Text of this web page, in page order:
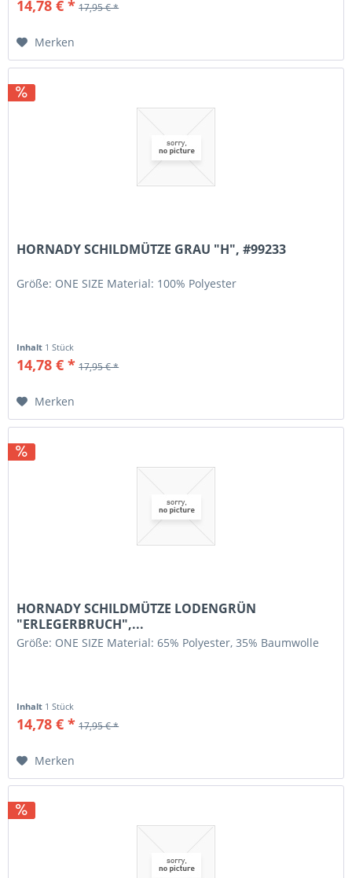
14,78 € * 17,95 € *
Merken
HORNADY SCHILDMÜTZE GRAU "H", #99233
Größe: ONE SIZE Material: 100% Polyester
Inhalt 1 Stück
14,78 € * 17,95 € *
Merken
HORNADY SCHILDMÜTZE LODENGRÜN
"ERLEGERBRUCH",...
Größe: ONE SIZE Material: 65% Polyester, 35% Baumwolle
Inhalt 1 Stück
14,78 € * 17,95 € *
Merken